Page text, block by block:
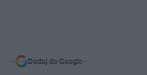
Dodaj do Google